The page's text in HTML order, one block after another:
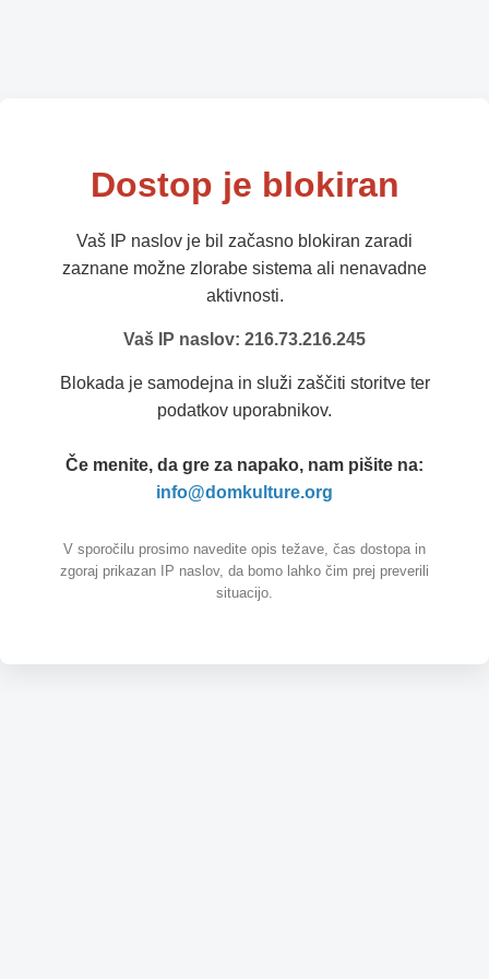
Dostop je blokiran
Vaš IP naslov je bil začasno blokiran zaradi
zaznane možne zlorabe sistema ali nenavadne
aktivnosti.
Vaš IP naslov: 216.73.216.245
Blokada je samodejna in služi zaščiti storitve ter
podatkov uporabnikov.
Če menite, da gre za napako, nam pišite na:
info@domkulture.org
V sporočilu prosimo navedite opis težave, čas dostopa in
zgoraj prikazan IP naslov, da bomo lahko čim prej preverili
situacijo.